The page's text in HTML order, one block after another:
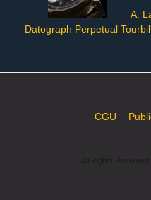
A.
Datograph Perpetual
CGU